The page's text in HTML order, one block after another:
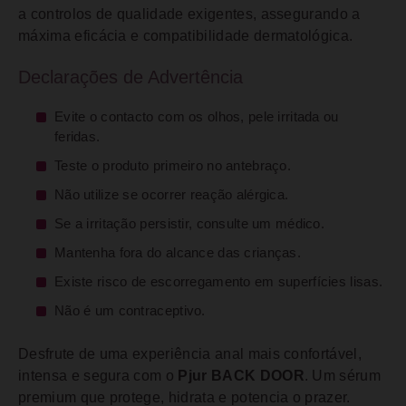
a controlos de qualidade exigentes, assegurando a
máxima eficácia e compatibilidade dermatológica.
Declarações de Advertência
Evite o contacto com os olhos, pele irritada ou
feridas.
Teste o produto primeiro no antebraço.
Não utilize se ocorrer reação alérgica.
Se a irritação persistir, consulte um médico.
Mantenha fora do alcance das crianças.
Existe risco de escorregamento em superfícies lisas.
Não é um contraceptivo.
Desfrute de uma experiência anal mais confortável,
intensa e segura com o Pjur BACK DOOR . Um sérum
premium que protege, hidrata e potencia o prazer.